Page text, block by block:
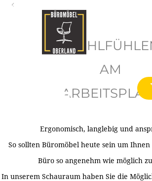
AM
Ergonomisch, langlebig und
So sollten Büromöbel heute sein um
Büro so angenehm wie möglich
In unserem Schauraum haben Sie die